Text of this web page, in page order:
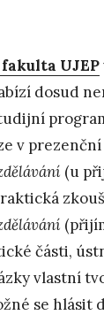
UJEP
dosud
v prezenční
(u
části,
vlastní
se hlásit